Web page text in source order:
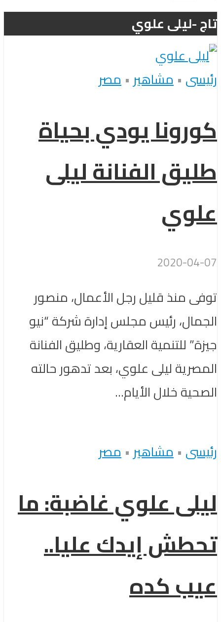
تاج -ليلى علوي
رئيسى •مشاهير•مصر
كورونا يودي بحياة
طليق الفنانة ليلى
علوي
2020-04-07
توفى منذ قليل رجل الأعمال، منصور
الجمال، رئيس مجلس إدارة شركة “نيو
جيزة” للتنمية العقارية، وطليق الفنانة
المصرية ليلى علوي، بعد تدهور حالته
الصحية خلال الأيام...
رئيسى •مشاهير•مصر
ليلى علوي غاضبة: ما
تحطش إيدك عليا..
عيب كده